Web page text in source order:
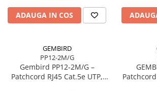
ADAUGA IN COS
GEMBIRD
PP12-2M/G
Gembird PP12‑2M/G –
Patchcord RJ45 Cat.5e UTP,
Patchcord